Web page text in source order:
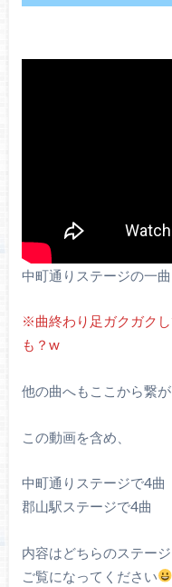
中町通りステージの一
※曲終わり足ガクガク
も？w
他の曲へもここから繋
この動画を含め、
中町通りステージで4曲
郡山駅ステージで4曲
内容はどちらのステー
ご覧になってください